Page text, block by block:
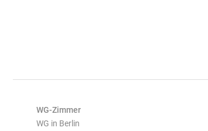
WG-Zimmer
WG in Berlin